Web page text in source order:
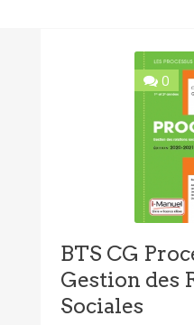
0
BTS CG
Gestion des
Sociales